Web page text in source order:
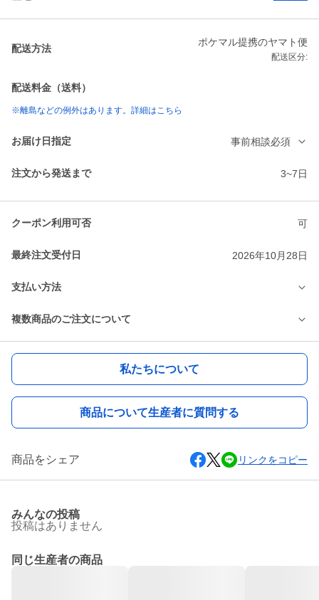
配送方法
ポケマル提携のヤマト便
配送区分:
配送料金（送料）
※離島などの例外はあります。詳細はこちら
お届け日指定 事前相談必須
注文から発送まで 3~7日
クーポン利用可否 可
最終注文受付日 2026年10月28日
支払い方法
複数商品のご注文について
私たちについて
商品について生産者に質問する
商品をシェア リンクをコピー
みんなの投稿
投稿はありません
同じ生産者の商品